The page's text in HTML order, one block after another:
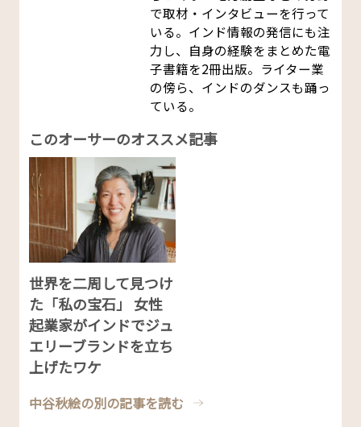
で取材・インタビューを行って
いる。インド情報の発信にも注
力し、自身の経験をまとめた電
子書籍を2冊出版。ライター業
の傍ら、インドのダンスも踊っ
ている。
このオーサーのオススメ記事
世界を二周して見つけ
た「私の宝石」 女性
起業家がインドでジュ
エリーブランドを立ち
上げたワケ
中谷秋絵の別の記事を読む